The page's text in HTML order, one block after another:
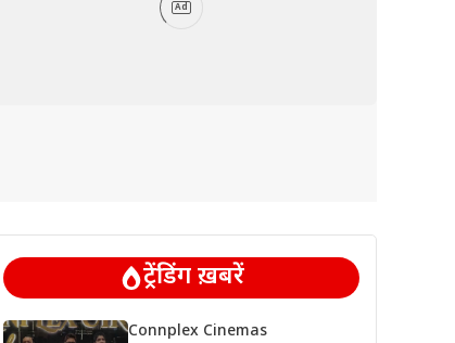
Ad
ट्रेंडिंग ख़बरें
Connplex Cinemas